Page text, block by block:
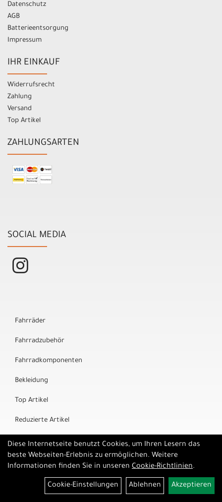
Datenschutz
AGB
Batterieentsorgung
Impressum
IHR EINKAUF
Widerrufsrecht
Zahlung
Versand
Top Artikel
ZAHLUNGSARTEN
SOCIAL MEDIA
Fahrräder
Fahrradzubehör
Fahrradkomponenten
Bekleidung
Top Artikel
Reduzierte Artikel
Marken
Diese Internetseite benutzt Cookies, um Ihren Lesern das
beste Webseiten-Erlebnis zu ermöglichen. Weitere
Informationen finden Sie in unseren Cookie-Richtlinien.
Cookie-Einstellungen Ablehnen Akzeptieren